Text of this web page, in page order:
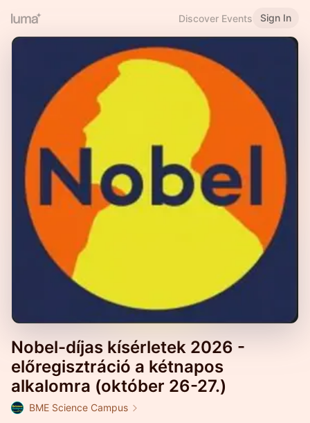
Discover Events Sign In
Nobel-díjas kísérletek 2026 -
előregisztráció a kétnapos
alkalomra (október 26-27.)
BME Science Campus